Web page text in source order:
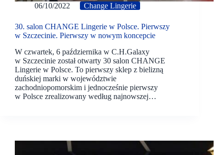
06/10/2022 Change Lingerie
30. salon CHANGE Lingerie w Polsce. Pierwszy
w Szczecinie. Pierwszy w nowym koncepcie
W czwartek, 6 października w C.H.Galaxy
w Szczecinie został otwarty 30 salon CHANGE
Lingerie w Polsce. To pierwszy sklep z bielizną
duńskiej marki w województwie
zachodniopomorskim i jednocześnie pierwszy
w Polsce zrealizowany według najnowszej…